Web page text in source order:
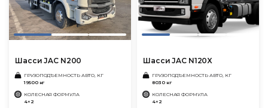
Шасси JAC N200
ГРУЗОПОДЪЕМНОСТЬ АВТО, КГ
19500 кг
КОЛЕСНАЯ ФОРМУЛА
4×2
Шасси JAC N120X
ГРУЗОПОДЪЕМНОСТЬ АВТО, КГ
8030 кг
КОЛЕСНАЯ ФОРМУЛА
4×2